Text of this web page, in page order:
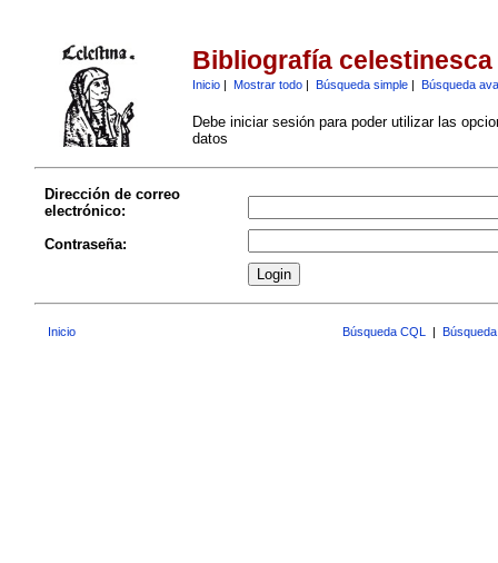
Bibliografía celestinesca
Inicio| Mostrar todo| Búsqueda simple| Búsqueda
Debe iniciar sesión para poder utilizar las
datos
Dirección de correo
electrónico:
Contraseña:
Inicio Búsqueda CQL |